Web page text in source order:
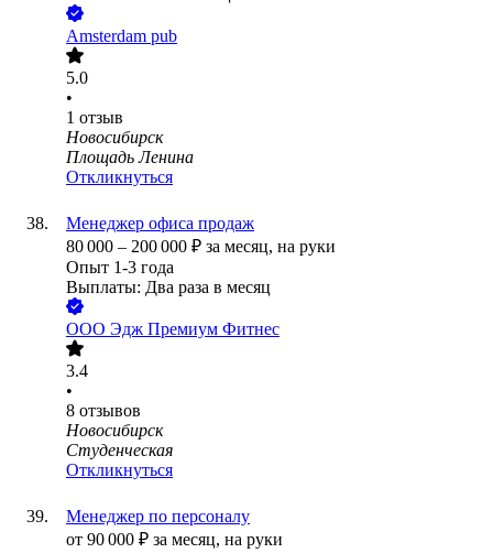
Amsterdam pub
5.0
•
1 отзыв
Новосибирск
Площадь Ленина
Откликнуться
Менеджер офиса продаж
80 000 – 200 000 ₽ за месяц, на руки
Опыт 1-3 года
Выплаты: Два раза в месяц
ООО Эдж Премиум Фитнес
3.4
•
8 отзывов
Новосибирск
Студенческая
Откликнуться
Менеджер по персоналу
от 90 000 ₽ за месяц, на руки